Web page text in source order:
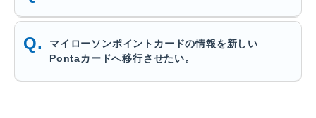
マイローソンポイントカードの情報を新しい
Pontaカードへ移行させたい。